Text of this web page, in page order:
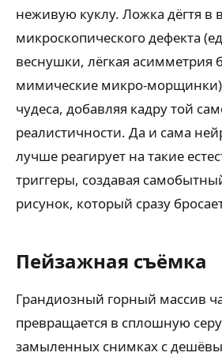
неживую куклу. Ложка дёгтя в
микроскопического дефекта
веснушки, лёгкая асимметрия
мимические микро-морщинки)
чудеса, добавляя кадру той
реалистичности. Да и сама
лучше реагирует на такие
триггеры, создавая
рисунок, который сразу
Пейзажная съёмка
Грандиозный горный массив
превращается в сплошную
замыленных снимках с